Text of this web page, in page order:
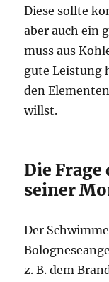
Diese sollte
aber auch ein
muss aus
gute Leistung
den
willst.
Die Frage
seiner
Der
z. B. dem